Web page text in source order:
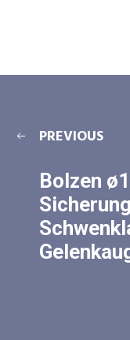
PREVIOUS
Bolzen